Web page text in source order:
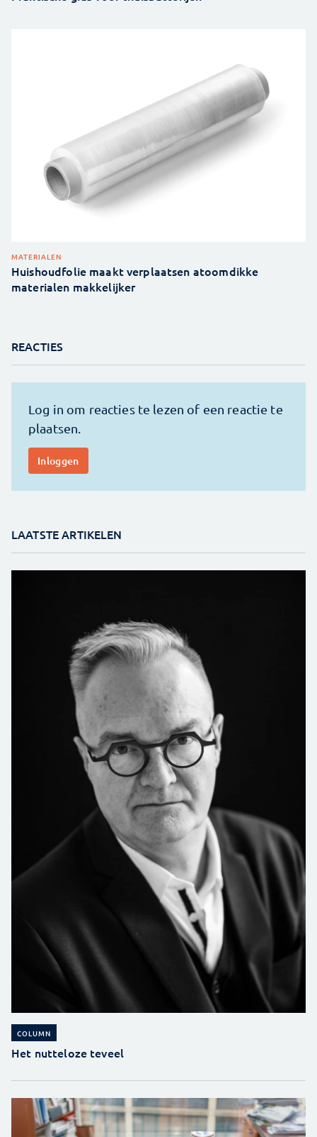
MATERIALEN
Huishoudfolie maakt verplaatsen atoomdikke
materialen makkelijker
REACTIES
LAATSTE ARTIKELEN
COLUMN
Het nutteloze teveel